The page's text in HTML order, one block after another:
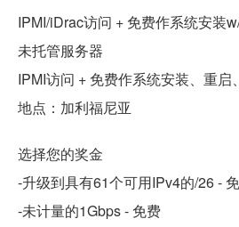
IPMI/iDrac访问 + 免费作系统安装
未托管服务器
IPMI访问 + 免费作系统安装、重启
地点：加利福尼亚
选择您的奖金
-升级到具有61个可用IPv4的/26 -
-未计量的1Gbps - 免费